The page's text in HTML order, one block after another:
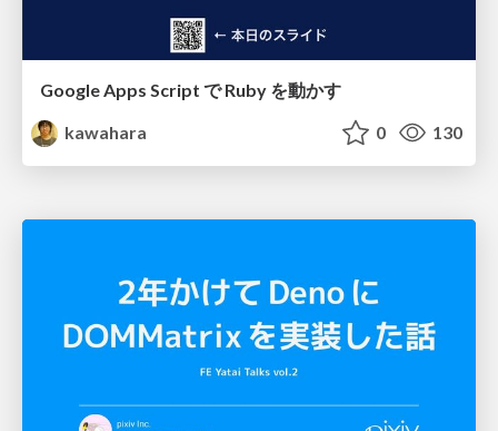
Google Apps Script で Ruby を動かす
kawahara
0 130